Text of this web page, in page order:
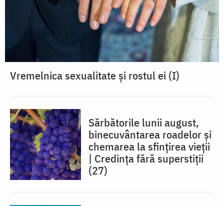
Vremelnica sexualitate și rostul ei (I)
Sărbătorile lunii august,
binecuvântarea roadelor și
chemarea la sfințirea vieții
| Credința fără superstiții
(27)